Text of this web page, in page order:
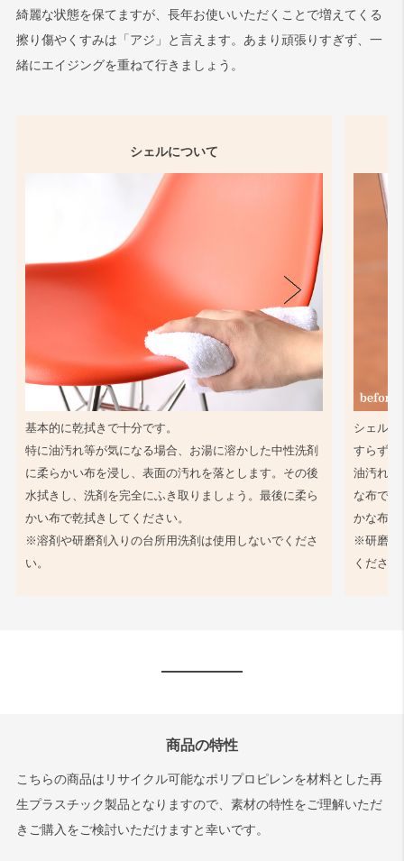
綺麗な状態を保てますが、長年お使いいただくことで増えてくる
擦り傷やくすみは「アジ」と言えます。あまり頑張りすぎず、一
緒にエイジングを重ねて行きましょう。
シェルについて
基本的に乾拭きで十分です。
特に油汚れ等が気になる場合、お湯に溶かした中性洗剤
に柔らかい布を浸し、表面の汚れを落とします。その後
水拭きし、洗剤を完全にふき取りましょう。最後に柔ら
かい布で乾拭きしてください。
※溶剤や研磨剤入りの台所用洗剤は使用しないでくださ
い。
シェル同
すらず、
油汚れ等
な布で軽
かな布で
※研磨剤
ください
商品の特性
こちらの商品はリサイクル可能なポリプロピレンを材料とした再
生プラスチック製品となりますので、素材の特性をご理解いただ
きご購入をご検討いただけますと幸いです。